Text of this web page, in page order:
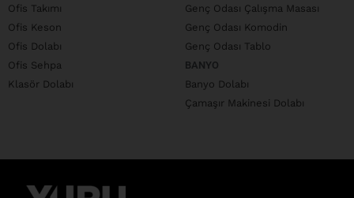
Ofis Takımı
Ofis Keson
Ofis Dolabı
Ofis Sehpa
Klasör Dolabı
Genç Odası Çalışma Masası
Genç Odası Komodin
Genç Odası Tablo
BANYO
Banyo Dolabı
Çamaşır Makinesi Dolabı